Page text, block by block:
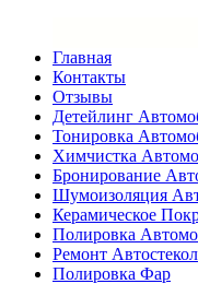
Главная
Контакты
Отзывы
Детейлинг
Тонировка
Химчистка
Бронирование
Шумоизоляция
Керамическое
Полировка
Ремонт Автостекол
Полировка Фар